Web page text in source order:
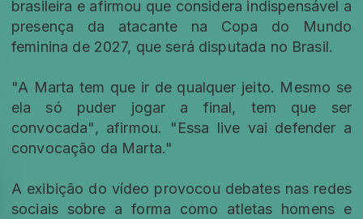
brasileira e afirmou que considera indispensável a
presença da atacante na Copa do Mundo
feminina de 2027, que será disputada no Brasil.
"A Marta tem que ir de qualquer jeito. Mesmo se
ela só puder jogar a final, tem que ser
convocada", afirmou. "Essa live vai defender a
convocação da Marta."
A exibição do vídeo provocou debates nas redes
sociais sobre a forma como atletas homens e